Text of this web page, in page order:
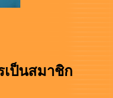
เป็นสมาชิก